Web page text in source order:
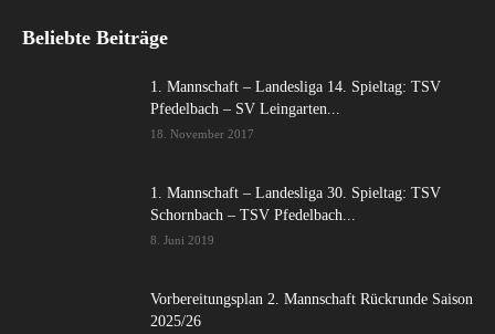
Beliebte Beiträge
1. Mannschaft – Landesliga 14. Spieltag: TSV
Pfedelbach – SV Leingarten...
18. November 2017
1. Mannschaft – Landesliga 30. Spieltag: TSV
Schornbach – TSV Pfedelbach...
8. Juni 2019
Vorbereitungsplan 2. Mannschaft Rückrunde Saison
2025/26